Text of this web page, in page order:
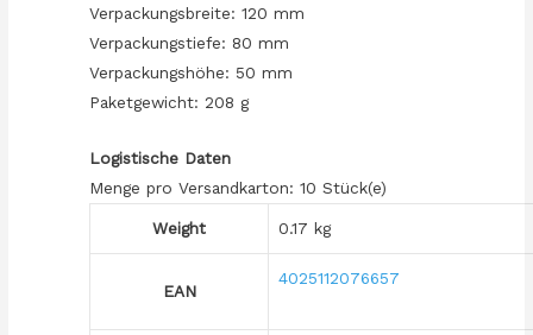
Verpackungsbreite: 120 mm
Verpackungstiefe: 80 mm
Verpackungshöhe: 50 mm
Paketgewicht: 208 g
Logistische Daten
Menge pro Versandkarton: 10 Stück(e)
Weight 0.17 kg
EAN
4025112076657